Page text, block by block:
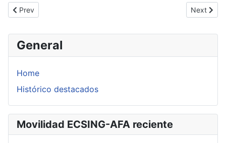
General
Home
Histórico destacados
Movilidad ECSING-AFA reciente
Previous article: Molina Samper, Beatriz
Prev Next
Next